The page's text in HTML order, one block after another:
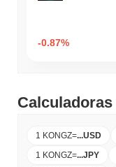
-0.87%
1 KONGZ=...USD
1 KONGZ=...JPY